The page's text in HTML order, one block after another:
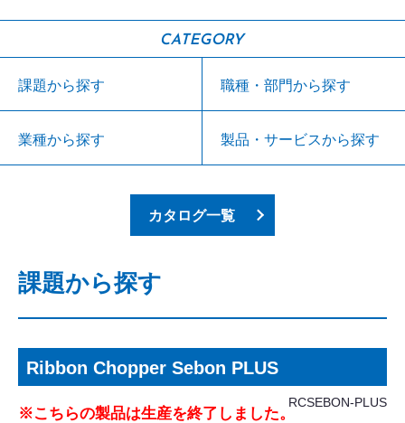
CATEGORY
課題から探す 職種・部門から探す
業種から探す 製品・サービスから探す
カタログ一覧
課題から探す
Ribbon Chopper Sebon PLUS
RCSEBON-PLUS
※こちらの製品は生産を終了しました。